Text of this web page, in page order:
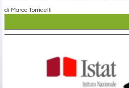
di Marco Torricelli